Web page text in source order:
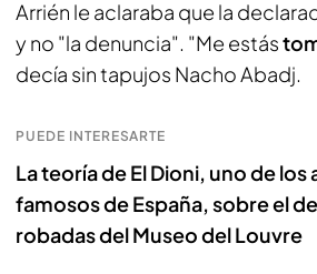
Arrién le aclaraba que la
y no "la denuncia". "Me estás
decía sin tapujos Nacho Abadj.
PUEDE INTERESARTE
La teoría de El Dioni, uno de
famosos de España, sobre el
robadas del Museo del Louvre